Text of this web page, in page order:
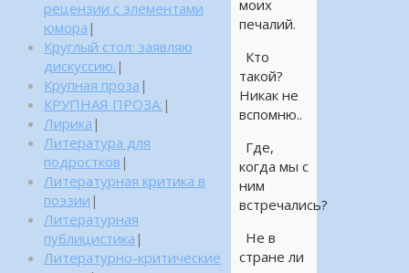
моих
печалий.
Кто
такой?
Никак не
вспомню..
Где,
когда мы с
ним
встречались?
Не в
стране ли
рецензии с элементами
юмора |
Круглый стол: заявляю
дискуссию. |
Крупная проза |
КРУПНАЯ ПРОЗА: |
Лирика |
Литература для
подростков |
Литературная критика в
поэзии |
Литературная
публицистика |
Литературно-критические